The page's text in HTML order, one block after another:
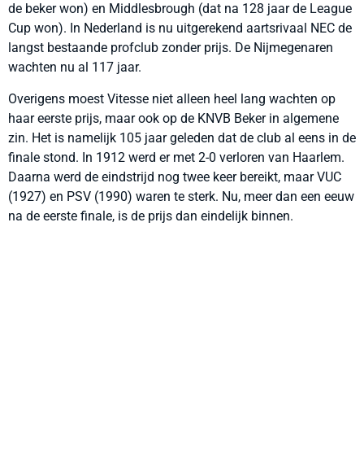
de beker won) en Middlesbrough (dat na 128 jaar de League
Cup won). In Nederland is nu uitgerekend aartsrivaal NEC de
langst bestaande profclub zonder prijs. De Nijmegenaren
wachten nu al 117 jaar.
Overigens moest Vitesse niet alleen heel lang wachten op
haar eerste prijs, maar ook op de KNVB Beker in algemene
zin. Het is namelijk 105 jaar geleden dat de club al eens in de
finale stond. In 1912 werd er met 2-0 verloren van Haarlem.
Daarna werd de eindstrijd nog twee keer bereikt, maar VUC
(1927) en PSV (1990) waren te sterk. Nu, meer dan een eeuw
na de eerste finale, is de prijs dan eindelijk binnen.